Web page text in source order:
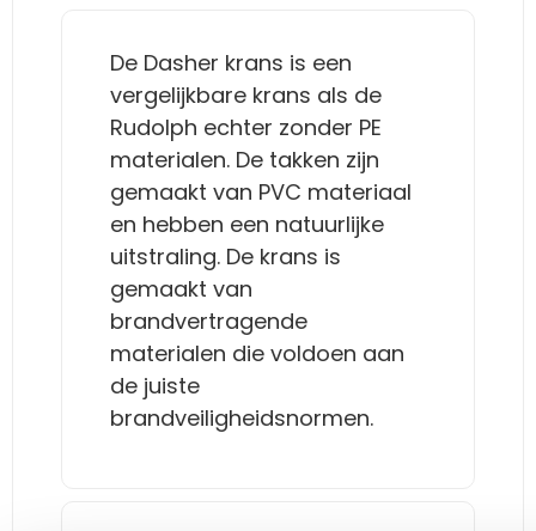
De Dasher krans is een
vergelijkbare krans als de
Rudolph echter zonder PE
materialen. De takken zijn
gemaakt van PVC materiaal
en hebben een natuurlijke
uitstraling. De krans is
gemaakt van
brandvertragende
materialen die voldoen aan
de juiste
brandveiligheidsnormen.